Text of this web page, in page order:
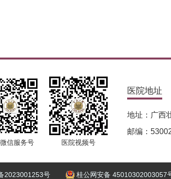
信服务号 医院视频号
医院地址
地址：广西
邮编：
2023001253号 桂公网安备 45010302003057